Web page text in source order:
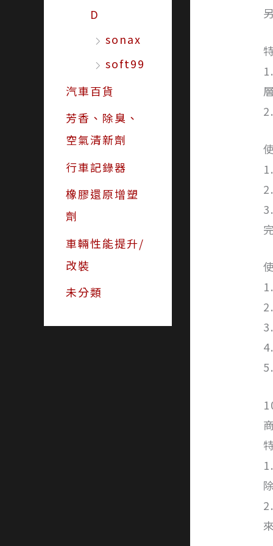
D
sonax
soft99
汽車百貨
芳香、除臭、
空氣清新劑
行車記錄器
橡膠還原增塑
劑
車輛性能提升/
改裝
未分類